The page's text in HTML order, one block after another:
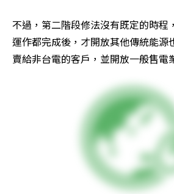
不過，第二階段修法沒有既定的時程
運作都完成後，才開放其他傳統能源
賣給非台電的客戶，並開放一般售電